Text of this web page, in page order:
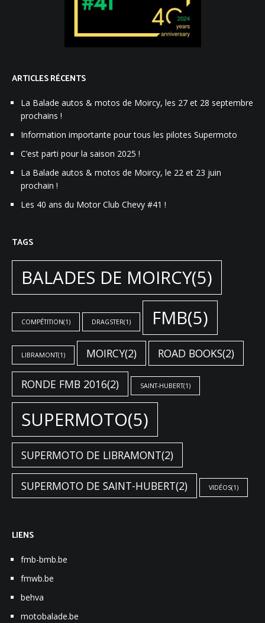
ARTICLES RÉCENTS
La Balade autos & motos de Moircy, les 27 et 28 septembre
prochains !
Information importante pour tous les pilotes Supermoto
C’est parti pour la saison 2025 !
La Balade autos & motos de Moircy, le 22 et 23 juin
prochain !
Les 40 ans du Motor Club Chevy #41 !
TAGS
BALADES DE MOIRCY(5)
COMPÉTITION(1) DRAGSTER(1) FMB(5)
LIBRAMONT(1) MOIRCY(2) ROAD BOOKS(2)
RONDE FMB 2016(2) SAINT-HUBERT(1)
SUPERMOTO(5)
SUPERMOTO DE LIBRAMONT(2)
SUPERMOTO DE SAINT-HUBERT(2) VIDÉOS(1)
LIENS
fmb-bmb.be
fmwb.be
behva
motobalade.be